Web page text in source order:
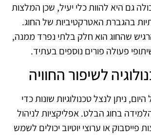
גם היא להוות כלי יעיל, שכן המלצות
בהגברת האטרקטיביות של החוג.
שהחוג הוא חלק בלתי נפרד ממנה,
פעולה פורים נוספים בעתיד.
לשיפור החוויה
ניתן לנצל טכנולוגיות שונות כדי
בחוג הבלט. אפליקציות לניהול
פייסבוק או ערוצי יוטיוב יכולים לשמש